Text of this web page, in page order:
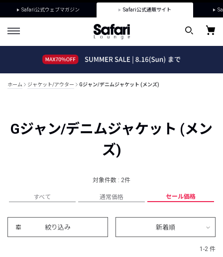
Safari公式ウェブマガジン Safari公式通販サイト
ホーム ジャケット/アウター Gジャン/デニムジャケット (メンズ)
Gジャン/デニムジャケット (メン
ズ)
対象件数 : 2件
すべて 通常価格 セール価格
絞り込み 新着順
1-2 件